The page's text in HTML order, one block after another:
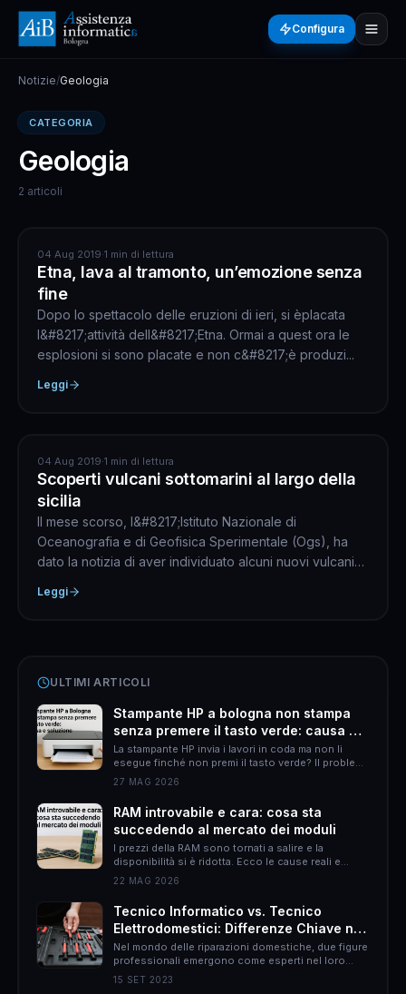
Configura
Notizie/Geologia
CATEGORIA
Geologia
2 articoli
GEOLOGIA
04 Aug 2019·1 min di lettura
Etna, lava al tramonto, un’emozione senza
fine
Dopo lo spettacolo delle eruzioni di ieri, si èplacata
l&#8217;attività dell&#8217;Etna. Ormai a quest ora le
esplosioni si sono placate e non c&#8217;è produzi...
Leggi
GEOLOGIA
04 Aug 2019·1 min di lettura
Scoperti vulcani sottomarini al largo della
sicilia
Il mese scorso, l&#8217;Istituto Nazionale di
Oceanografia e di Geofisica Sperimentale (Ogs), ha
dato la notizia di aver individuato alcuni nuovi vulcani
Leggi
ULTIMI ARTICOLI
Stampante HP a bologna non stampa
senza premere il tasto verde: causa e
soluzione
La stampante HP invia i lavori in coda ma non li
esegue finché non premi il tasto verde? Il problema
è quasi sempre HP Smart. Ecco come risolverlo
27 MAG 2026
RAM introvabile e cara: cosa sta
succedendo al mercato dei moduli
I prezzi della RAM sono tornati a salire e la
disponibilità si è ridotta. Ecco le cause reali e
come muoversi per non spendere il doppio.
22 MAG 2026
Tecnico Informatico vs. Tecnico
Elettrodomestici: Differenze Chiave nel
Mondo delle Riparazioni Domestiche
Nel mondo delle riparazioni domestiche, due figure
professionali emergono come esperti nel loro
campo: il tecnico informatico e il tecnico
15 SET 2023